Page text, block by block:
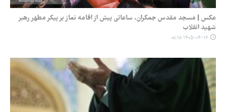
عکس | مسجد مقدس جمکران، ساعاتی پیش از اقامه نماز بر پیکر مطهر رهبر
شهید انقلاب
۱۴۰۵-۰۴-۱۶ ۰۸:۱۸